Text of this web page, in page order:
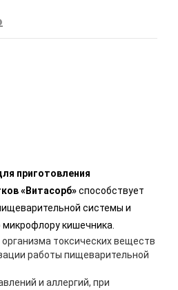
приготовления
«Витасорб»способствует
системы и
кишечника.
токсических веществ
работы пищеварительной
и аллергий, при